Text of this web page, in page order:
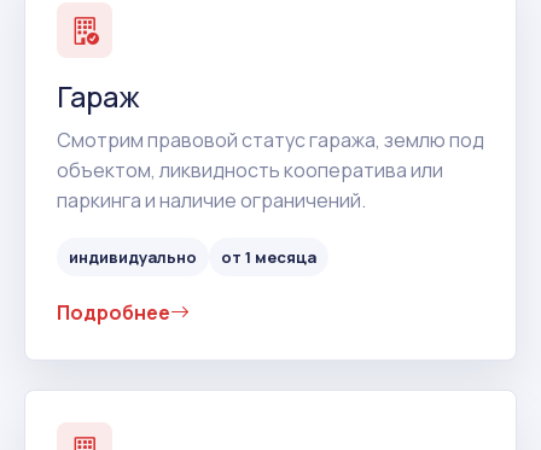
Гараж
Смотрим правовой статус гаража, землю под
объектом, ликвидность кооператива или
паркинга и наличие ограничений.
индивидуально от 1 месяца
Подробнее